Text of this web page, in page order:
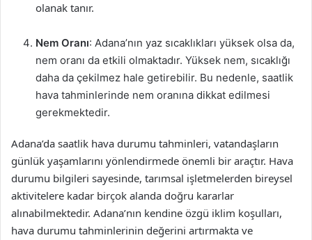
olanak tanır.
Nem Oranı: Adana’nın yaz sıcaklıkları yüksek olsa da,
nem oranı da etkili olmaktadır. Yüksek nem, sıcaklığı
daha da çekilmez hale getirebilir. Bu nedenle, saatlik
hava tahminlerinde nem oranına dikkat edilmesi
gerekmektedir.
Adana’da saatlik hava durumu tahminleri, vatandaşların
günlük yaşamlarını yönlendirmede önemli bir araçtır. Hava
durumu bilgileri sayesinde, tarımsal işletmelerden bireysel
aktivitelere kadar birçok alanda doğru kararlar
alınabilmektedir. Adana’nın kendine özgü iklim koşulları,
hava durumu tahminlerinin değerini artırmakta ve